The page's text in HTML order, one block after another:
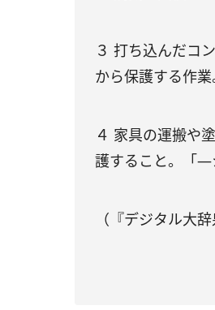
３ 打ち込んだコ
から保護する作業
４ 家具の運搬や
護すること。「―
（『デジタル大